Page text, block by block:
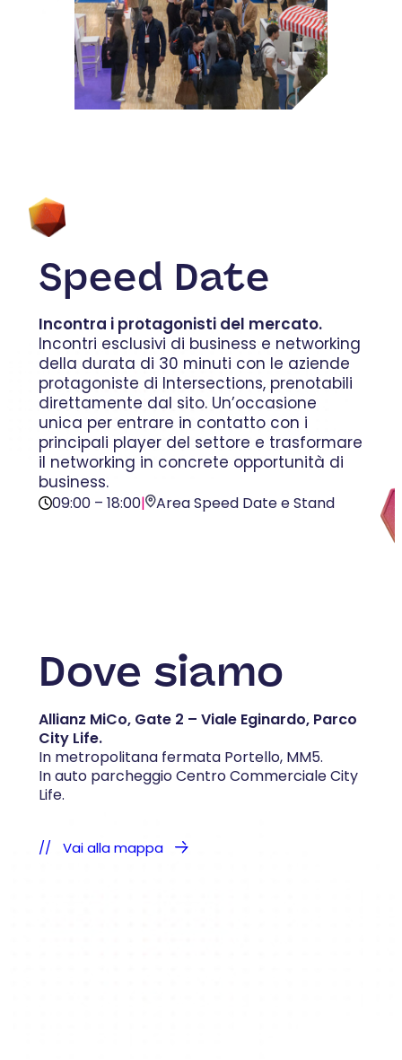
Speed Date
Incontra i protagonisti del mercato.
Incontri esclusivi di business e networking
della durata di 30 minuti con le aziende
protagoniste di Intersections, prenotabili
direttamente dal sito. Un’occasione
unica per entrare in contatto con i
principali player del settore e trasformare
il networking in concrete opportunità di
business.
09:00 – 18:00| Area Speed Date e Stand
Dove siamo
Allianz MiCo, Gate 2 – Viale Eginardo, Parco
City Life.
In metropolitana fermata Portello, MM5.
In auto parcheggio Centro Commerciale City
Life.
Vai alla mappa